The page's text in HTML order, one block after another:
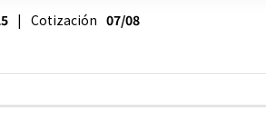
| Cotización 07/08